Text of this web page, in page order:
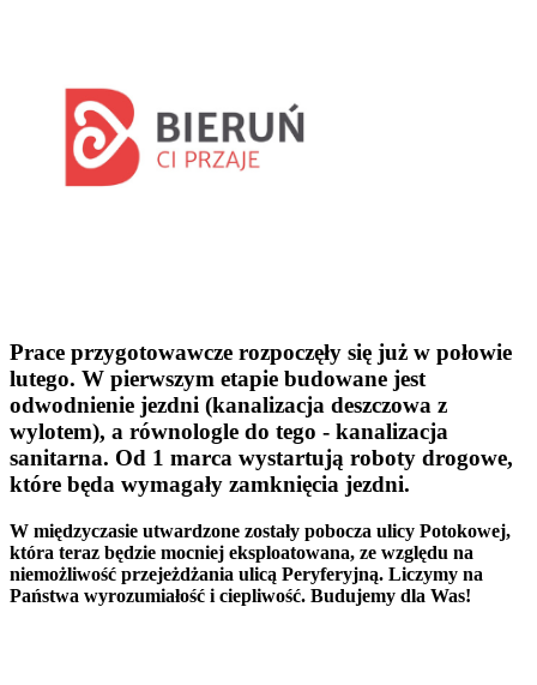
Prace przygotowawcze rozpoczęły się już w połowie
lutego. W pierwszym etapie budowane jest
odwodnienie jezdni (kanalizacja deszczowa z
wylotem), a równologle do tego - kanalizacja
sanitarna. Od 1 marca wystartują roboty drogowe,
które będa wymagały zamknięcia jezdni.
W międzyczasie utwardzone zostały pobocza ulicy Potokowej,
która teraz będzie mocniej eksploatowana, ze względu na
niemożliwość przejeżdżania ulicą Peryferyjną. Liczymy na
Państwa wyrozumiałość i ciepliwość. Budujemy dla Was!